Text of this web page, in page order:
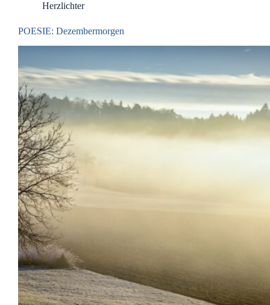
Herzlichter
POESIE: Dezembermorgen